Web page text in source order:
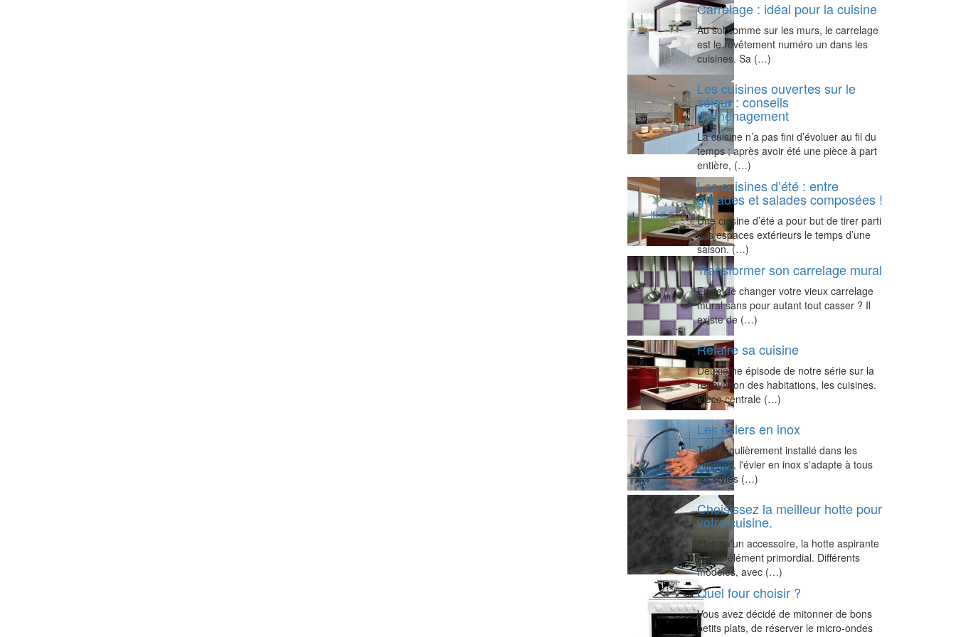
Carrelage : idéal pour la cuisine
Au sol comme sur les murs, le carrelage
est le revêtement numéro un dans les
cuisines. Sa (…)
Les cuisines ouvertes sur le
séjour : conseils
d’aménagement
La cuisine n’a pas fini d’évoluer au fil du
temps ; après avoir été une pièce à part
entière, (…)
Les cuisines d’été : entre
grillades et salades composées !
Une cuisine d’été a pour but de tirer parti
des espaces extérieurs le temps d’une
saison. (…)
Transformer son carrelage mural
Envie de changer votre vieux carrelage
mural sans pour autant tout casser ? Il
existe de (…)
Refaire sa cuisine
Deuxième épisode de notre série sur la
rénovation des habitations, les cuisines.
Pièce centrale (…)
Les éviers en inox
Très régulièrement installé dans les
cuisines, l'évier en inox s'adapte à tous
les styles (…)
Choisissez la meilleur hotte pour
votre cuisine.
Plus qu'un accessoire, la hotte aspirante
est un élément primordial. Différents
modèles, avec (…)
Quel four choisir ?
Vous avez décidé de mitonner de bons
petits plats, de réserver le micro-ondes